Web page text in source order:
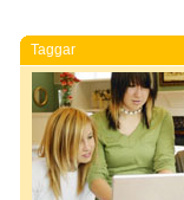
Taggar